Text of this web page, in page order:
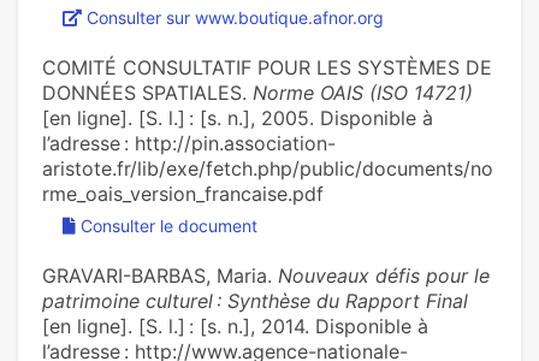
Consulter sur www.boutique.afnor.org
COMITÉ CONSULTATIF POUR LES SYSTÈMES DE
DONNÉES SPATIALES. Norme OAIS (ISO 14721)
[en ligne]. [S. l.] : [s. n.], 2005. Disponible à
l’adresse : http://pin.association-
aristote.fr/lib/exe/fetch.php/public/documents/no
rme_oais_version_francaise.pdf
Consulter le document
GRAVARI-BARBAS, Maria. Nouveaux défis pour le
patrimoine culturel : Synthèse du Rapport Final
[en ligne]. [S. l.] : [s. n.], 2014. Disponible à
l’adresse : http://www.agence-nationale-